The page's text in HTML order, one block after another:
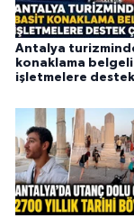
Antalya
konaklama belgeli
işletmelere destek